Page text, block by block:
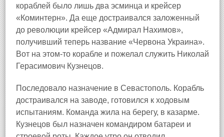
кораблей было лишь два эсминца и крейсер
«Коминтерн». Да еще достраивался заложенный
до революции крейсер «Адмирал Нахимов»,
получивший теперь название «Червона Украина».
Вот на этом-то корабле и пожелал служить Николай
Герасимович Кузнецов.
Последовало назначение в Севастополь. Корабль
достраивался на заводе, готовился к ходовым
испытаниям. Команда жила на берегу, в казарме.
Кузнецов был назначен командиром батареи и